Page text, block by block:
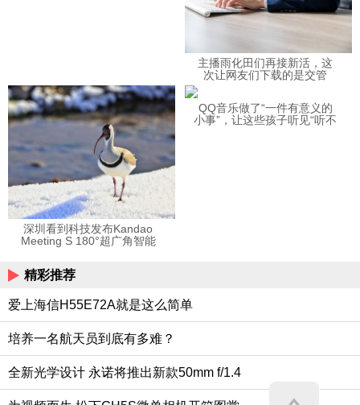
主播雨化田们再接新活，这
次让网友们下载的是交管
深圳看到科技发布Kandao
Meeting S 180°超广角智能
QQ音乐做了“一件有意义的
小事”，让这些孩子听见“听不
精彩推荐
爱上海信H55E72A就是这么简单
培养一名航天员到底有多难？
全新光学设计 永诺将推出新款50mm f/1.4